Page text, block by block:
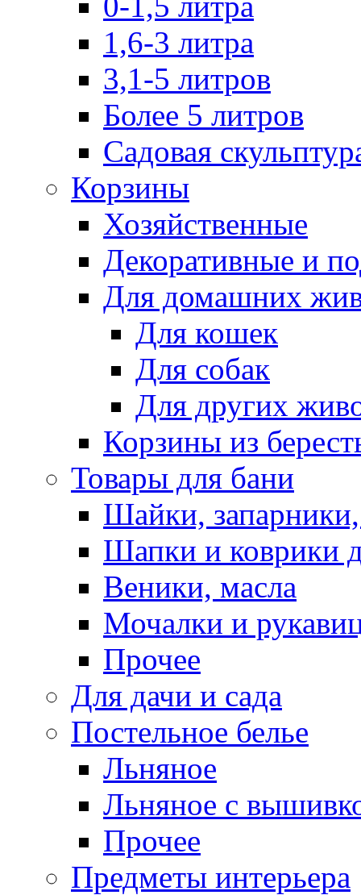
1,6-3 литра
3,1-5 литров
Более 5 литров
Садовая
Корзины
Хозяйственные
Декоративные и
Для домашних
Для кошек
Для собак
Для других
Корзины из
Товары для бани
Шайки,
Шапки и коврики
Веники, масла
Мочалки и
Прочее
Для дачи и сада
Постельное белье
Льняное
Льняное с
Прочее
Предметы интерьера